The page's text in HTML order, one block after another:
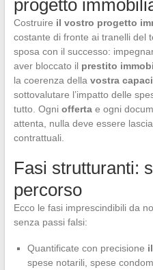
progetto
Costruire il vostro progetto
costante di fronte ai tranelli del
sposa con il successo:
aver bloccato il prestito
la coerenza della vostra
sottovalutare l’impatto delle
tutto. Ogni offertae ogni
attenta, nulla deve essere
contrattuali.
Fasi strutturanti:
percorso
Ecco le fasi imprescindibili da
senza passi falsi:
Quantificate con precisione
spese notarili, spese